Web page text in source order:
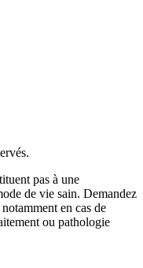
pas à une
de vie sain. Demandez
en cas de
ou pathologie